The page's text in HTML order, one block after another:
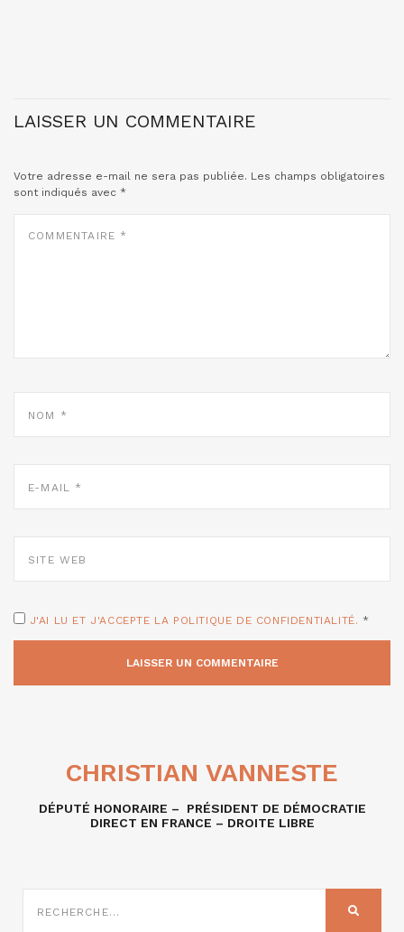
LAISSER UN COMMENTAIRE
Votre adresse e-mail ne sera pas publiée. Les champs obligatoires
sont indiqués avec *
MAIL
WEB
J'AI LU ET J'ACCEPTE LA POLITIQUE DE CONFIDENTIALITÉ. *
CHRISTIAN VANNESTE
DÉPUTÉ HONORAIRE – PRÉSIDENT DE DÉMOCRATIE
DIRECT EN FRANCE – DROITE LIBRE
SUR